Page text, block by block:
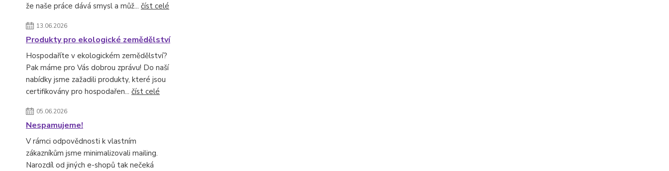
že naše práce dává smysl a můž... číst celé
13.06.2026
Produkty pro ekologické zemědělství
Hospodaříte v ekologickém zemědělství?
Pak máme pro Vás dobrou zprávu! Do naší
nabídky jsme zažadili produkty, které jsou
certifikovány pro hospodařen... číst celé
05.06.2026
Nespamujeme!
V rámci odpovědnosti k vlastním
zákazníkům jsme minimalizovali mailing.
Narozdíl od jiných e-shopů tak nečeká